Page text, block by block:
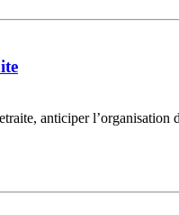
anticiper l’organisation